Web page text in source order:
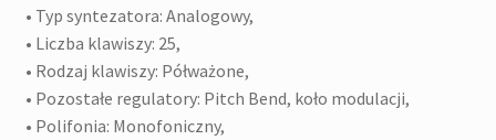
• Typ syntezatora: Analogowy,
• Liczba klawiszy: 25,
• Rodzaj klawiszy: Półważone,
• Pozostałe regulatory: Pitch Bend, koło modulacji,
• Polifonia: Monofoniczny,